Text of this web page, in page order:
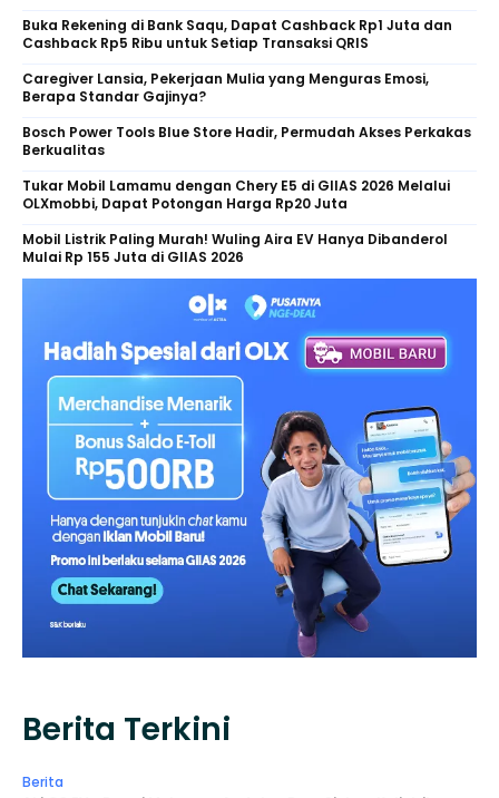
Buka Rekening di Bank Saqu, Dapat Cashback Rp1 Juta dan
Cashback Rp5 Ribu untuk Setiap Transaksi QRIS
Caregiver Lansia, Pekerjaan Mulia yang Menguras Emosi,
Berapa Standar Gajinya?
Bosch Power Tools Blue Store Hadir, Permudah Akses Perkakas
Berkualitas
Tukar Mobil Lamamu dengan Chery E5 di GIIAS 2026 Melalui
OLXmobbi, Dapat Potongan Harga Rp20 Juta
Mobil Listrik Paling Murah! Wuling Aira EV Hanya Dibanderol
Mulai Rp 155 Juta di GIIAS 2026
Berita Terkini
Berita